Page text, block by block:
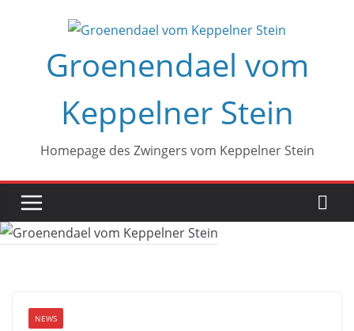
springenGroenendael vom
Keppelner Stein
Homepage des Zwingers vom Keppelner Stein
NEWS